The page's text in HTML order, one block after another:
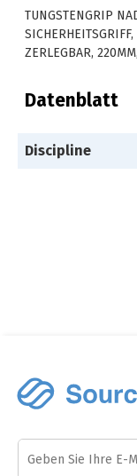
TUNGSTENGRIP
ZERLEGBAR,
Datenblatt
Discipline